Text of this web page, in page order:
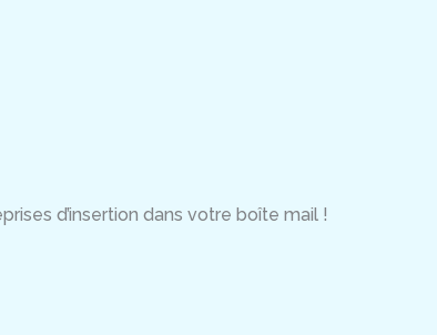
d’insertion dans votre boîte mail !